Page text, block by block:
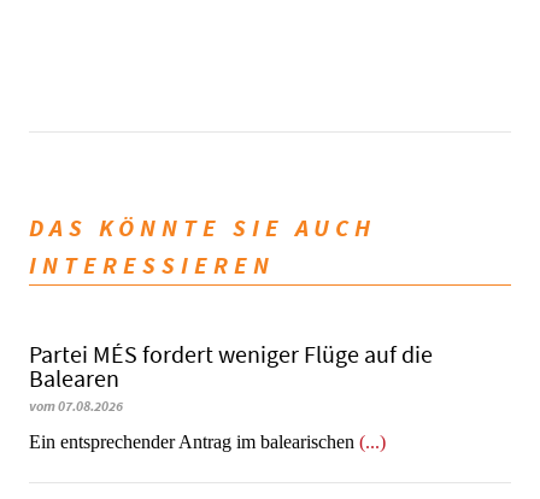
DAS KÖNNTE SIE AUCH
INTERESSIEREN
Partei MÉS fordert weniger Flüge auf die
Balearen
vom 07.08.2026
Ein entsprechender Antrag im balearischen (...)